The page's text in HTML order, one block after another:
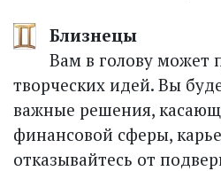
Близнецы
Вам в голову может
творческих идей. Вы
важные решения,
финансовой сферы,
отказывайтесь от